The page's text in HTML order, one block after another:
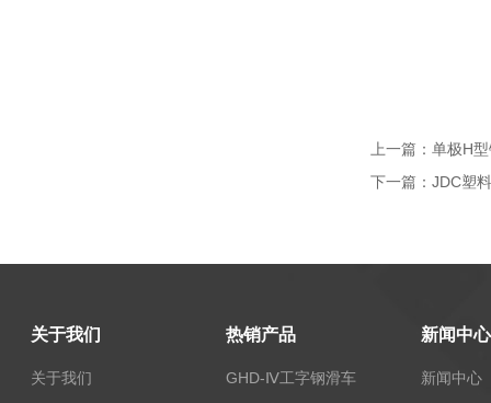
上一篇： 单极H
下一篇： JDC塑
关于我们
关于我们
热销产品
GHD-Ⅳ工字钢滑车
新闻中心
新闻中心